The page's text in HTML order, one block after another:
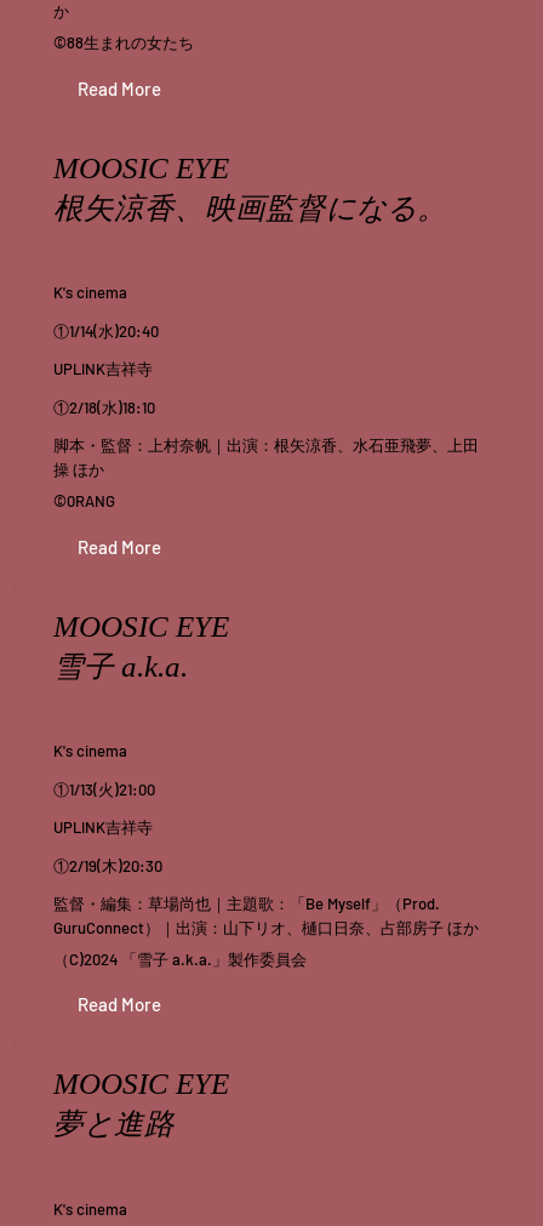
か
©︎88生まれの女たち
Read More
MOOSIC EYE
根矢涼香、映画監督になる。
K's cinema
①1/14(水)20:40
UPLINK吉祥寺
①2/18(水)18:10
脚本・監督：上村奈帆｜出演：根矢涼香、水石亜飛夢、上田
操 ほか
©︎0RANG
Read More
MOOSIC EYE
雪子 a.k.a.
K's cinema
①1/13(火)21:00
UPLINK吉祥寺
①2/19(木)20:30
監督・編集：草場尚也｜主題歌：「Be Myself」（Prod.
GuruConnect）｜出演：山下リオ、樋口日奈、占部房子 ほか
（C)2024 「雪子 a.k.a.」製作委員会
Read More
MOOSIC EYE
夢と進路
K's cinema